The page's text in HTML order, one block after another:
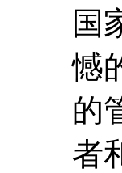
国
憾
的
者